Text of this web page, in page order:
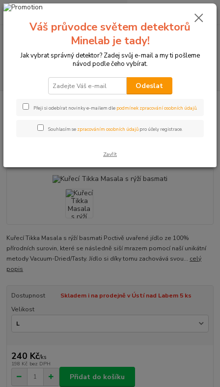
+420774877333
0 Kč
Kuřecí Tikka Masala s rýží
Kuřecí Tikka Masala s rýží basmati Poctivě uvařené jídlo ze 100%
přírodních surovin, které se následně siší mrazem pomocí naší unikátní
metody Vacuum-Dried/Tasty. Jídlo si díky tomu zachovává svou... celý
popis
Dostupnost
Skladem i na prodejně v Ústí nad Labem 5 ks
Velikost
240 Kč/ks
198 Kč bez DPH
Přidat do košíku
Váš průvodce světem detektorů
Minelab je tady!
Jak vybrat správný detektor? Zadej svůj e-mail a my ti pošleme
návod podle čeho vybírat.
Odeslat
Přeji si odebírat novinky e-mailem dle podmínek zpracování osobních údajů.
Souhlasím se zpracováním osobních údajů pro účely registrace.
Zavřít